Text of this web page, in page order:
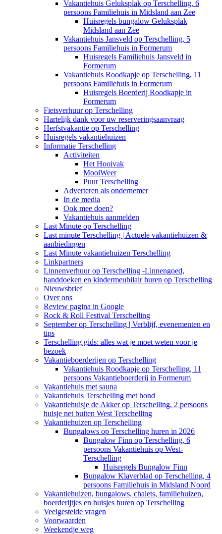
Vakantiehuis Geluksplak op Terschelling, 6
persoons Familiehuis in Midsland aan Zee
Huisregels bungalow Geluksplak
Midsland aan Zee
Vakantiehuis Jansveld op Terschelling, 5
persoons Familiehuis in Formerum
Huisregels Familiehuis Jansveld in
Formerum
Vakantiehuis Roodkapje op Terschelling, 11
persoons Familiehuis in Formerum
Huisregels Boerderij Roodkapje in
Formerum
Fietsverhuur op Terschelling
Hartelijk dank voor uw reserveringsaanvraag
Herfstvakantie op Terschelling
Huisregels vakantiehuizen
Informatie Terschelling
Activiteiten
Het Hooivak
MooiWeer
Puur Terschelling
Adverteren als ondernemer
In de media
Ook mee doen?
Vakantiehuis aanmelden
Last Minute op Terschelling
Last minute Terschelling | Actuele vakantiehuizen &
aanbiedingen
Last Minute vakantiehuizen Terschelling
Linkpartners
Linnenverhuur op Terschelling -Linnengoed,
handdoeken en kindermeubilair huren op Terschelling
Nieuwsbrief
Over ons
Review pagina in Google
Rock & Roll Festival Terschelling
September op Terschelling | Verblijf, evenementen en
tips
Terschelling gids: alles wat je moet weten voor je
bezoek
Vakantieboerderijen op Terschelling
Vakantiehuis Roodkapje op Terschelling, 11
persoons Vakantieboerderij in Formerum
Vakantiehuis met sauna
Vakantiehuis Terschelling met hond
Vakantiehuisje de Akker op Terschelling, 2 persoons
huisje net buiten West Terschelling
Vakantiehuizen op Terschelling
Bungalows op Terschelling huren in 2026
Bungalow Finn op Terschelling, 6
persoons Vakantiehuis op West-
Terschelling
Huisregels Bungalow Finn
Bungalow Klaverblad op Terschelling, 4
persoons Familiehuis in Midsland Noord
Vakantiehuizen, bungalows, chalets, familiehuizen,
boerderijtjes en huisjes huren op Terschelling
Veelgestelde vragen
Voorwaarden
Weekendje weg